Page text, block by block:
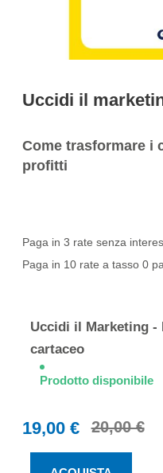
Uccidi il
Come trasformare i
profitti
Paga in 3 rate senza
Paga in 10 rate a tasso 0
raggruppati
Uccidi il Marketing -
cartaceo
Prodotto disponibile
19,00 € 20,00 €